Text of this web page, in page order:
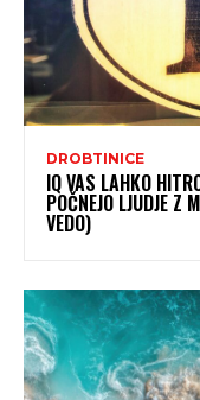
DROBTINICE
IQ VAS LAHKO
POČNEJO LJUDJE Z
VEDO)